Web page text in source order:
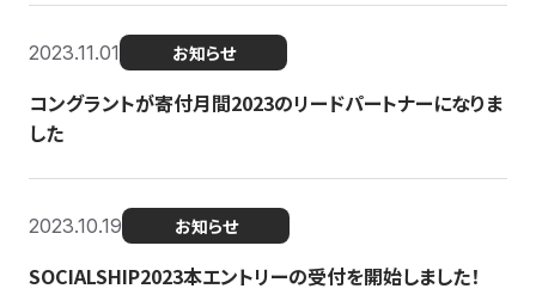
2023.11.01 お知らせ
コングラントが寄付月間2023のリードパートナーになりま
した
2023.10.19 お知らせ
SOCIALSHIP2023本エントリーの受付を開始しました！